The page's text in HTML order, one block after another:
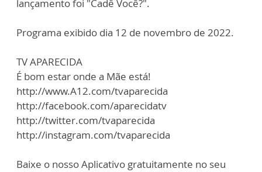
lançamento foi "Cadê Você?".
Programa exibido dia 12 de novembro de 2022.
TV APARECIDA
É bom estar onde a Mãe está!
http://www.A12.com/tvaparecida
http://facebook.com/aparecidatv
http://twitter.com/tvaparecida
http://instagram.com/tvaparecida
Baixe o nosso Aplicativo gratuitamente no seu